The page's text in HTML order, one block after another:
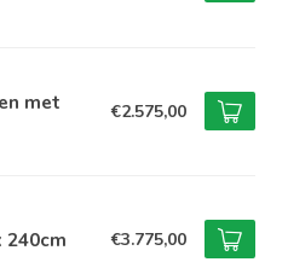
met €2.575,00
€3.775,00